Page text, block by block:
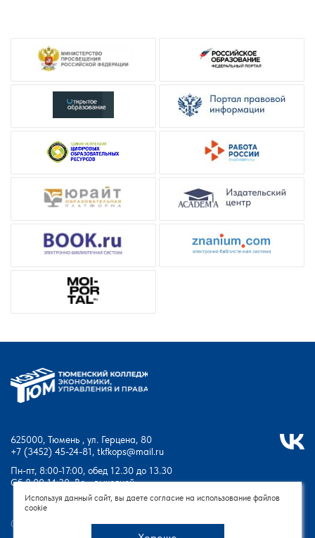
625000, Тюмень , ул. Герцена, 80
+7 (3452) 45-24-81, tkfkops@mail.ru
Пн-пт, 8:00-17:00, обед 12.30 до 13.30
Сб 8:00-14:30, Вс - выходной
© Тюменский колледж экономики, управления и права - 2026
Используя данный сайт, вы даете согласие на использование файлов
cookie